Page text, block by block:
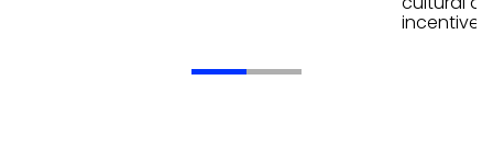
incentive